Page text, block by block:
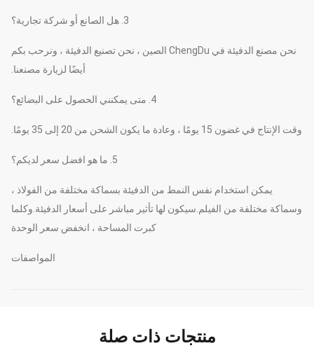
3. هل الصانع أو شركة تجارية؟
نحن مصنع الدفيئة في ChengDu الصين ، نحن تصنيع الدفيئة ، ونرحب بكم
أيضًا لزيارة مصنعنا.
4. متى يمكنني الحصول على البضائع؟
وقت الإنتاج في غضون 15 يومًا ، وعادة ما يكون الشحن من 20 إلى 35 يومًا.
5. ما هو افضل سعر لديكم؟
يمكن استخدام نفس النمط من الدفيئة بسماكة مختلفة من الفولاذ ،
وسماكة مختلفة من الفيلم.سيكون لها تأثير مباشر على أسعار الدفيئة.وكلما
كبرت المساحة ، انخفض سعر الوحدة
المواصفات
منتجات ذات صلة